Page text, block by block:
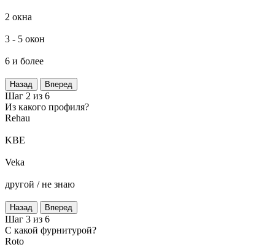
2 окна
3 - 5 окон
6 и более
Назад Вперед
Шаг 2 из 6
Из какого профиля?
Rehau
KBE
Veka
другой / не знаю
Назад Вперед
Шаг 3 из 6
C какой фурнитурой?
Roto